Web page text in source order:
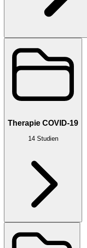
Therapie COVID-19
14 Studien